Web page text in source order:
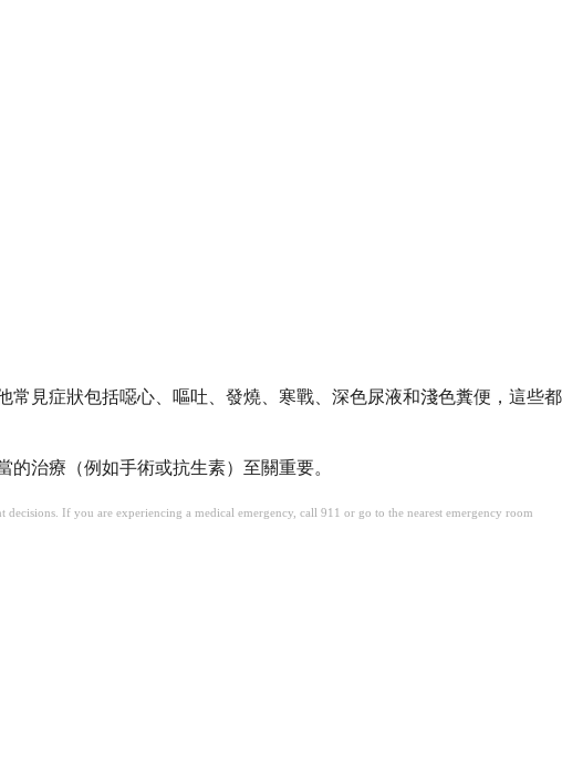
見症狀包括噁心、嘔吐、發燒、寒戰、深色尿液和淺色糞便，這些都
治療（例如手術或抗生素）至關重要。
If you are experiencing a medical emergency, call 911 or go to the nearest emergency room